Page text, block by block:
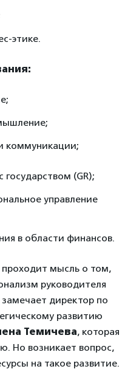
этике.
коммуникации;
(GR);
управление
в области финансов.
проходит мысль о том,
руководителя
директор по
развитию
Темичева, которая
Но возникает вопрос,
на такое развитие.